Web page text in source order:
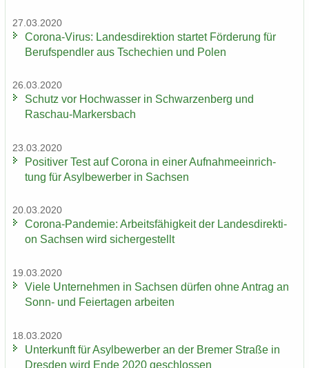
27.03.2020
Corona-​Virus: Lan­des­di­rek­ti­on star­tet För­de­rung für
Be­rufs­pend­ler aus Tsche­chi­en und Polen
26.03.2020
Schutz vor Hoch­was­ser in Schwar­zen­berg und
Raschau-​Markersbach
23.03.2020
Po­si­ti­ver Test auf Co­ro­na in einer Auf­nah­me­ein­rich­
tung für Asyl­be­wer­ber in Sach­sen
20.03.2020
Corona-​Pandemie: Ar­beits­fä­hig­keit der Lan­des­di­rek­ti­
on Sach­sen wird si­cher­ge­stellt
19.03.2020
Viele Un­ter­neh­men in Sach­sen dür­fen ohne An­trag an
Sonn- und Fei­er­ta­gen ar­bei­ten
18.03.2020
Un­ter­kunft für Asyl­be­wer­ber an der Bre­mer Stra­ße in
Dres­den wird Ende 2020 ge­schlos­sen